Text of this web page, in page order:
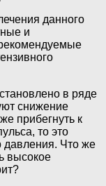
данного
и
в ряде
снижение
прибегнуть к
то это
давления. Что же
высокое